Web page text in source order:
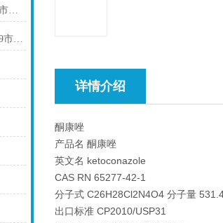
关注泊沙康唑中间体74853-08-0市场动态
关注泊沙康唑中间体184177-81-9市场动态
详情介绍
酮康唑
产品名 酮康唑
英文名 ketoconazole
CAS RN 65277-42-1
分子式 C26H28Cl2N4O4 分子量
出口标准 CP2010/USP31